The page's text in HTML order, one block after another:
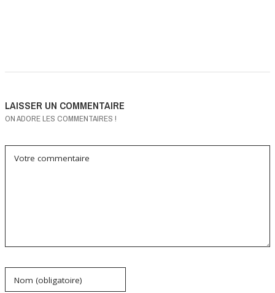
LAISSER UN COMMENTAIRE
ON ADORE LES COMMENTAIRES !
Votre commentaire
Nom (obligatoire)